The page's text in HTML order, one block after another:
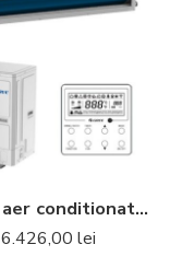
Aparat de aer conditionat tip duct Gree Ultra Thin R32 GUD35P-A-T-GUD35W-NhA-T Inverter 12000 BTU
6.426,00 lei